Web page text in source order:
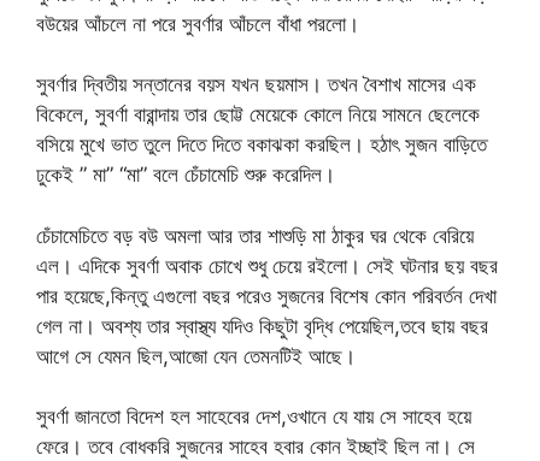
বউয়ের আঁচলে না পরে সুবর্ণার আঁচলে বাঁধা পরলো।
সুবর্ণার দ্বিতীয় সন্তানের বয়স যখন ছয়মাস। তখন বৈশাখ মাসের এক
বিকেলে, সুবর্ণা বারান্দায় তার ছোট্ট মেয়েকে কোলে নিয়ে সামনে ছেলেকে
বসিয়ে মুখে ভাত তুলে দিতে দিতে বকাঝকা করছিল। হঠাৎ সুজন বাড়িতে
ঢুকেই ” মা” “মা” বলে চেঁচামেচি শুরু করেদিল।
চেঁচামেচিতে বড় বউ অমলা আর তার শাশুড়ি মা ঠাকুর ঘর থেকে বেরিয়ে
এল। এদিকে সুবর্ণা অবাক চোখে শুধু চেয়ে রইলো। সেই ঘটনার ছয় বছর
পার হয়েছে,কিন্তু এগুলো বছর পরেও সুজনের বিশেষ কোন পরিবর্তন দেখা
গেল না। অবশ্য তার স্বাস্থ্য যদিও কিছুটা বৃদ্ধি পেয়েছিল,তবে ছায় বছর
আগে সে যেমন ছিল,আজো যেন তেমনটিই আছে।
সুবর্ণা জানতো বিদেশ হল সাহেবের দেশ,ওখানে যে যায় সে সাহেব হয়ে
ফেরে। তবে বোধকরি সুজনের সাহেব হবার কোন ইচ্ছাই ছিল না। সে